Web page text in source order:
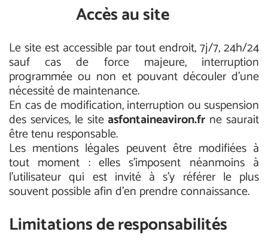
Accès au site
Le site est accessible par tout endroit, 7j/7, 24h/24
sauf cas de force majeure, interruption
programmée ou non et pouvant découler d’une
nécessité de maintenance.
En cas de modification, interruption ou suspension
des services, le site asfontaineaviron.fr ne saurait
être tenu responsable.
Les mentions légales peuvent être modifiées à
tout moment : elles s’imposent néanmoins à
l’utilisateur qui est invité à s’y référer le plus
souvent possible afin d’en prendre connaissance.
Limitations de responsabilités